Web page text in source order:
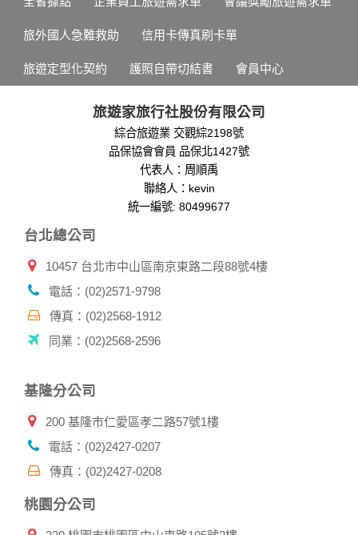
旅外國人急難救助 信用卡傳真刷卡單
旅遊定型化契約 護照自帶切結書 會員中心
旅遊家旅行社股份有限公司
綜合旅遊業 交觀綜2198號
品保協會會員 品保北1427號
代表人：周順禹
聯絡人：kevin
統一編號: 80499677
台北總公司
10457 台北市中山區南京東路二段88號4樓
電話：(02)2571-9798
傳真：(02)2568-1912
同業：(02)2568-2596
基隆分公司
200 基隆市仁愛區孝二路57號1樓
電話：(02)2427-0207
傳真：(02)2427-0208
桃園分公司